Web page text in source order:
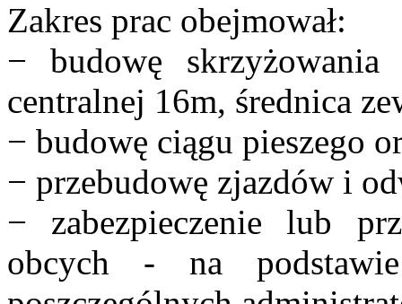
Zakres prac obejmował:
− budowę
centralnej 16m, średnica
− budowę ciągu pieszego
− przebudowę zjazdów i
− zabezpieczenie lub
obcych - na